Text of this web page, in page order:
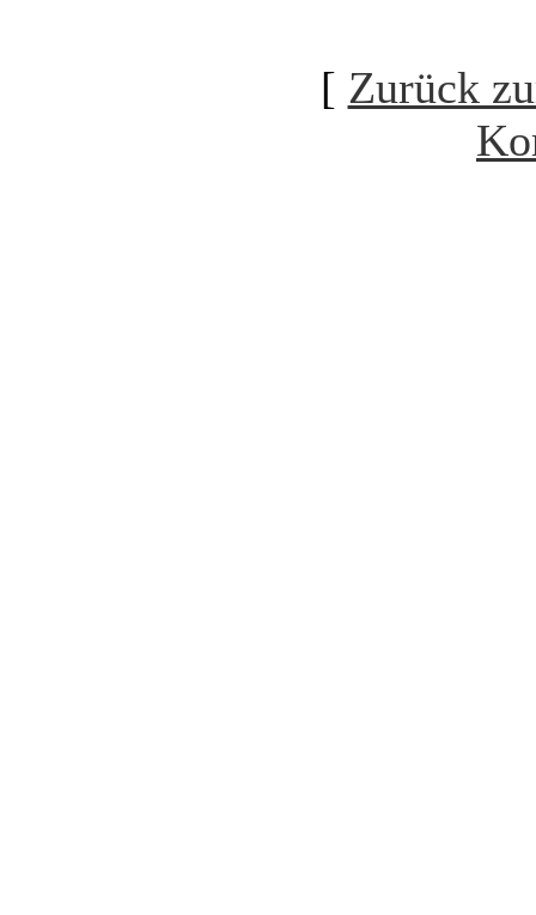
[ Zurück